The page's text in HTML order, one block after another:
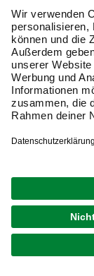
zeigt sich heute
Materialien wie
kannst Deine
Hauses und
aussuchen.
postalisch zu
daher zumeist
Wohnungen